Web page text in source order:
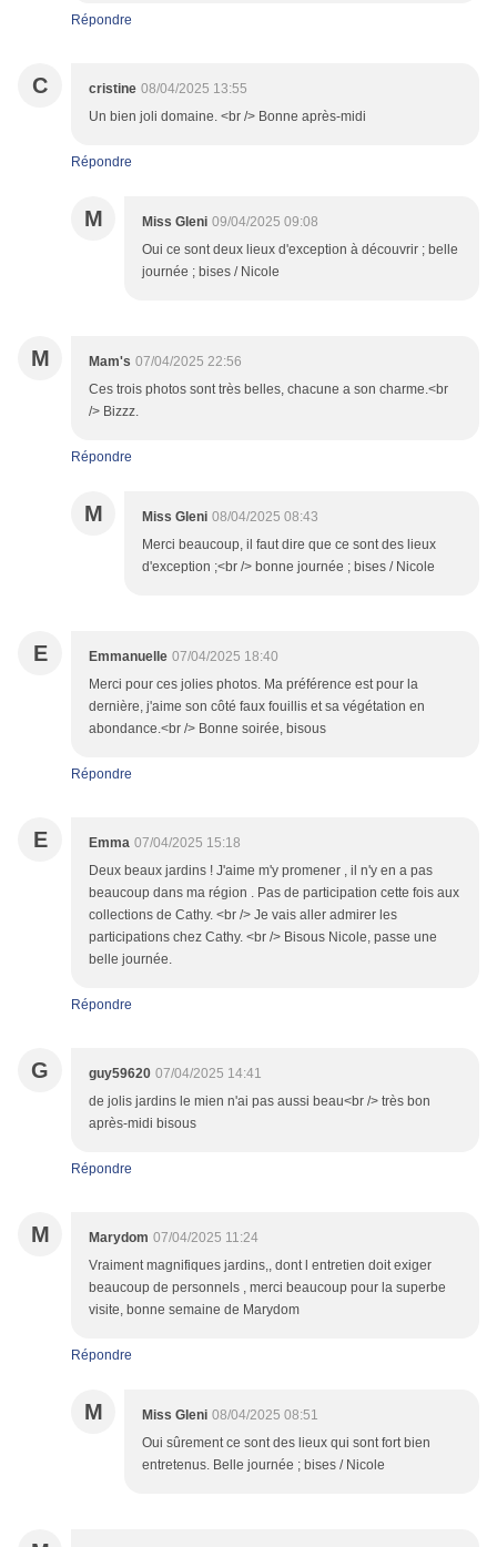
Répondre
C cristine 08/04/2025 13:55
Un bien joli domaine. <br /> Bonne après-midi
Répondre
M Miss Gleni 09/04/2025 09:08
Oui ce sont deux lieux d'exception à découvrir ; belle
journée ; bises / Nicole
M Mam's 07/04/2025 22:56
Ces trois photos sont très belles, chacune a son charme.<br
/> Bizzz.
Répondre
M Miss Gleni 08/04/2025 08:43
Merci beaucoup, il faut dire que ce sont des lieux
d'exception ;<br /> bonne journée ; bises / Nicole
E Emmanuelle 07/04/2025 18:40
Merci pour ces jolies photos. Ma préférence est pour la
dernière, j'aime son côté faux fouillis et sa végétation en
abondance.<br /> Bonne soirée, bisous
Répondre
E Emma 07/04/2025 15:18
Deux beaux jardins ! J'aime m'y promener , il n'y en a pas
beaucoup dans ma région . Pas de participation cette fois aux
collections de Cathy. <br /> Je vais aller admirer les
participations chez Cathy. <br /> Bisous Nicole, passe une
belle journée.
Répondre
G guy59620 07/04/2025 14:41
de jolis jardins le mien n'ai pas aussi beau<br /> très bon
après-midi bisous
Répondre
M Marydom 07/04/2025 11:24
Vraiment magnifiques jardins,, dont l entretien doit exiger
beaucoup de personnels , merci beaucoup pour la superbe
visite, bonne semaine de Marydom
Répondre
M Miss Gleni 08/04/2025 08:51
Oui sûrement ce sont des lieux qui sont fort bien
entretenus. Belle journée ; bises / Nicole